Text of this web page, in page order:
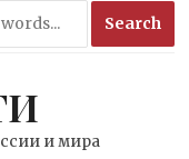
и мира